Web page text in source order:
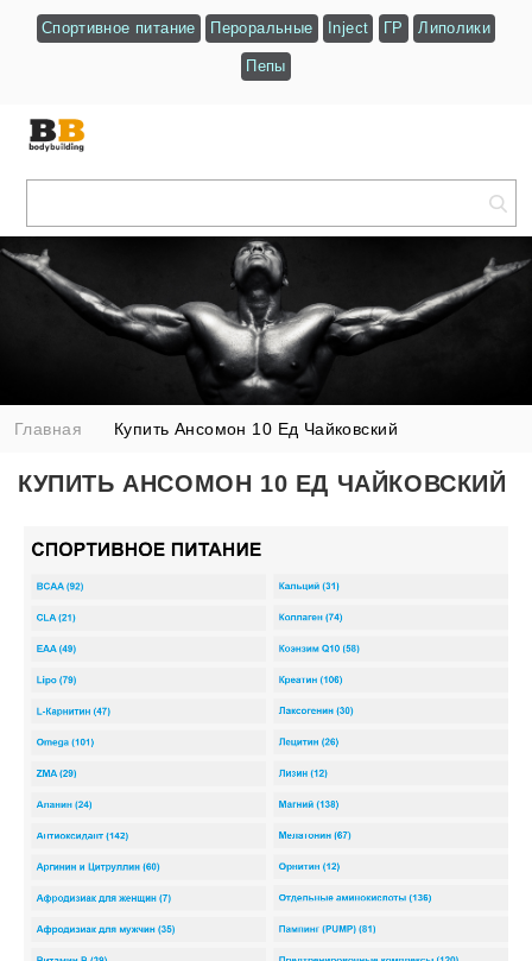
Спортивное питание Пероральные Inject ГР Липолики
Пепы
Главная Купить Ансомон 10 Ед Чайковский
КУПИТЬ АНСОМОН 10 ЕД ЧАЙКОВСКИЙ